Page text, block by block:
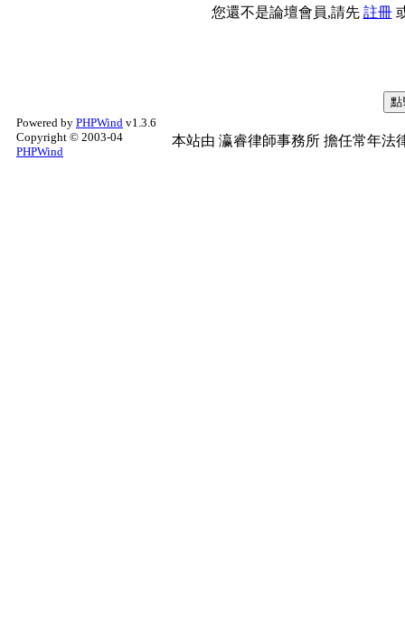
您還不是論壇會員,請先 註冊
Powered by PHPWind v1.3.6
Copyright © 2003-04
PHPWind
本站由 瀛睿律師事務所 擔任常年法